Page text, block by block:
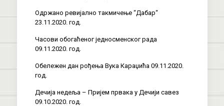
Одржано ревијално такмичење “Дабар“
23.11.2020. год.
Часови обогаћеног једносменског рада
09.11.2020. год.
Обележен дан рођења Вука Караџића 09.11.2020.
год.
Дечија недеља – Пријем првака у Дечији савез
09.10.2020. год.